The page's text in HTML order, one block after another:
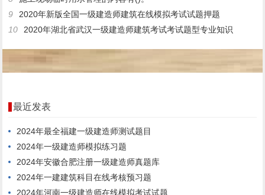
9
2020年新版全国一级建造师建筑在线模拟考试试题押题
10
2020年湖北省武汉一级建造师建筑考试考试题型专业知识
最近发表
2024年最全福建一级建造师测试题目
2024年一级建造师模拟练习题
2024年安徽合肥注册一级建造师真题库
2024年一建建筑科目在线考核预习题
2024年河南一级建造师在线模拟考试试题